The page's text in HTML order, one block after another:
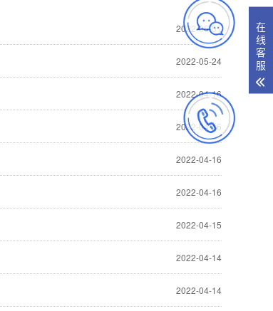
2022-06-01
2022-05-24
2022-04-16
2022-04-16
2022-04-16
2022-04-16
2022-04-15
2022-04-14
2022-04-14
在
线
客
服